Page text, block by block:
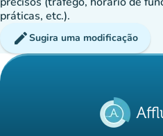
práticas, etc.).
editSugira uma modificação